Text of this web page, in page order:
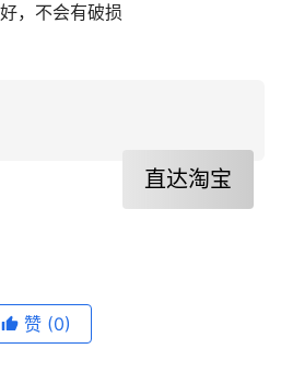
，不会有破损
直达淘宝
赞 (0)